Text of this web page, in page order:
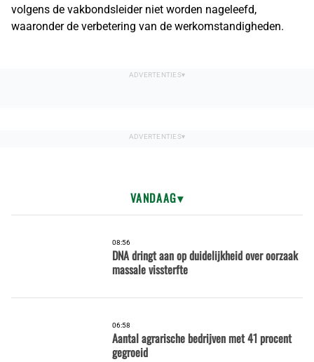
volgens de vakbondsleider niet worden nageleefd,
waaronder de verbetering van de werkomstandigheden.
VANDAAG
08:56
DNA dringt aan op duidelijkheid over oorzaak
massale vissterfte
06:58
Aantal agrarische bedrijven met 41 procent
gegroeid